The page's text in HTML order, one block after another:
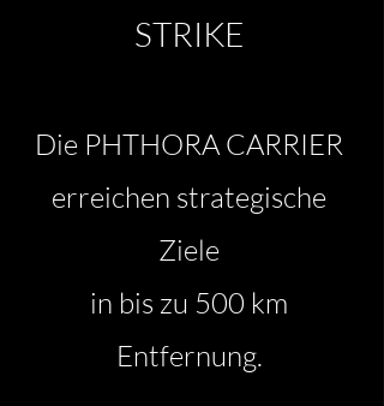
STRIKE
Die PHTHORA CARRIER
erreichen strategische
Ziele
in bis zu 500 km
Entfernung.